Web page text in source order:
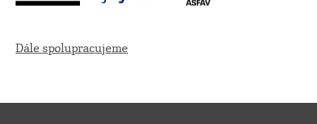
Dále spolupracujeme